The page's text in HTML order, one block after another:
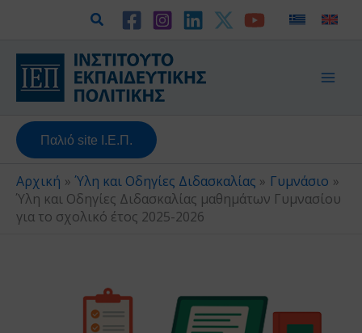
περιεχόμενο
Αναζήτηση
Παλιό site Ι.Ε.Π.
Αρχική Ύλη και Οδηγίες Διδασκαλίας
Γυμνάσιο
Ύλη και Οδηγίες Διδασκαλίας μαθημάτων Γυμνασίου
για το σχολικό έτος 2025-2026